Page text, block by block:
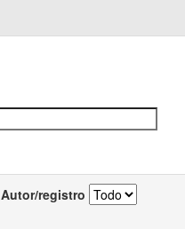
Autor/registro